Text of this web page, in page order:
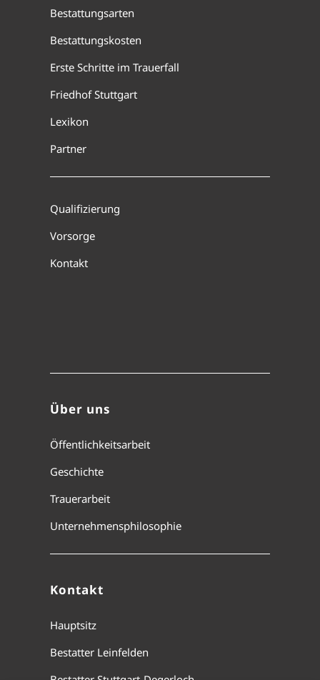
Bestattungsarten
Bestattungskosten
Erste Schritte im Trauerfall
Friedhof Stuttgart
Lexikon
Partner
Qualifizierung
Vorsorge
Kontakt
Über uns
Öffentlichkeitsarbeit
Geschichte
Trauerarbeit
Unternehmensphilosophie
Kontakt
Hauptsitz
Bestatter Leinfelden